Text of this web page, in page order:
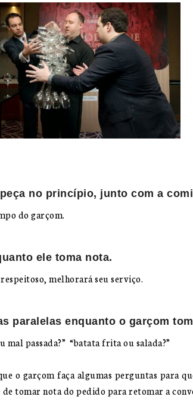
no princípio, junto com a
do garçom.
ele toma nota.
melhorará seu serviço.
paralelas enquanto o garçom
mal passada?” “batata frita ou salada?”
o garçom faça algumas perguntas para
de tomar nota do pedido para retomar a